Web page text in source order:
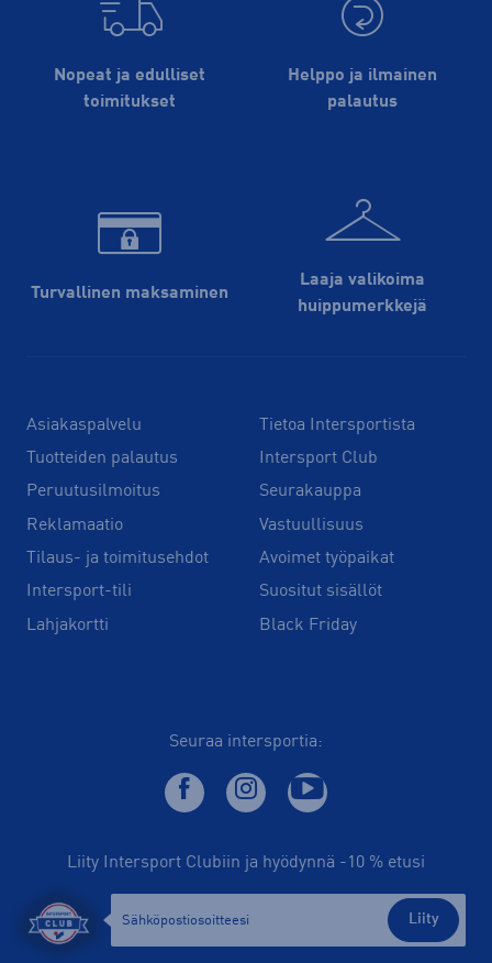
Nopeat ja edulliset
toimitukset
Helppo ja ilmainen
palautus
Turvallinen maksaminen
Laaja valikoima
huippu­merkkejä
Asiakaspalvelu
Tuotteiden palautus
Peruutusilmoitus
Reklamaatio
Tilaus- ja toimitusehdot
Intersport-tili
Lahjakortti
Tietoa Intersportista
Intersport Club
Seurakauppa
Vastuullisuus
Avoimet työpaikat
Suositut sisällöt
Black Friday
Seuraa intersportia:
Liity Intersport Clubiin ja hyödynnä -10 % etusi
Liity